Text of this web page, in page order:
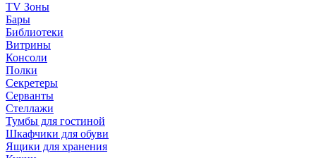
TV Зоны
Бары
Библиотеки
Витрины
Консоли
Полки
Секретеры
Серванты
Стеллажи
Тумбы для гостиной
Шкафчики для обуви
Ящики для хранения